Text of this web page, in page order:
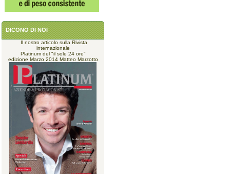
DICONO DI NOI
Il nostro articolo sulla Rivista
internazionale
Platinum del "il sole 24 ore"
edizione Marzo 2014 Matteo Marzotto